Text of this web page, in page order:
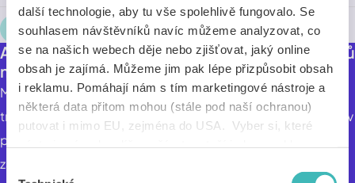
další technologie, aby tu vše spolehlivě fungovalo. Se
souhlasem návštěvníků navíc můžeme analyzovat, co
se na našich webech děje nebo zjišťovat, jaký online
obsah je zajímá. Můžeme jim pak lépe přizpůsobit obsah
i reklamu. Pomáhají nám s tím marketingové nástroje a
některá data přitom mohou (stále pod naší ochranou)
putovat i mimo EU, zejména do USA. Vyber si, které
Načíst více
Akceptace ISIC při koupi studentských kupónů
na MHD.
MHD je v Českých Budějovicích zajišťována autobusy a
trolejbusy na celkem 22 linkách. Na 8 trolejbusových linek v
pracovní dny při plném provozu vyjíždí 42 vozů, autobusy
zajišťují dopravu na 14 linkách s 54 vozy. Autobusové linky